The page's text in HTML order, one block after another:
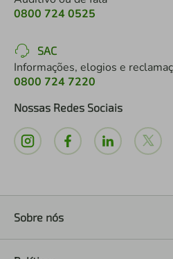
0800 724 0525
SAC
Informações, elogios e
0800 724 7220
Nossas Redes Sociais
Sobre nós